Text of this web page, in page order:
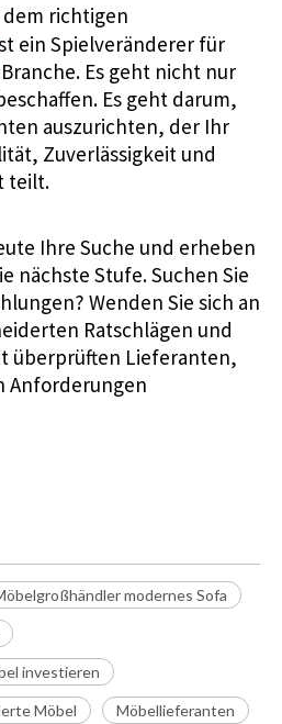
richtigen
ein Spielveränderer für
Es geht nicht nur
Es geht darum,
auszurichten, der Ihr
Zuverlässigkeit und
teilt.
Ihre Suche und erheben
nächste Stufe. Suchen Sie
Wenden Sie sich an
Ratschlägen und
überprüften Lieferanten,
Anforderungen
modernes Sofa
investieren
Möbel Möbellieferanten